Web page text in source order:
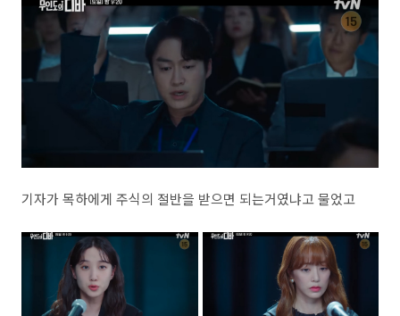
기자가 목하에게 주식의 절반을 받으면 되는거였냐고 물었고